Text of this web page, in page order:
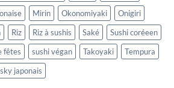
Mirin Okonomiyaki
Onigiri
Riz Riz à sushis Saké
Sushi coréeen
fêtes sushi végan Takoyaki
Tempura
japonais